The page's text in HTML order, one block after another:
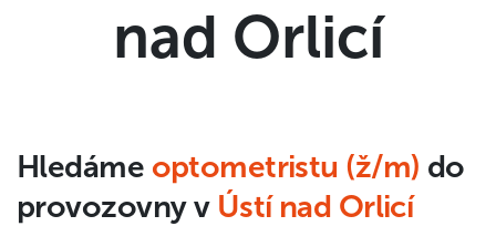
nad Orlicí
Hledáme optometristu (ž/m) do
provozovny v Ústí nad Orlicí